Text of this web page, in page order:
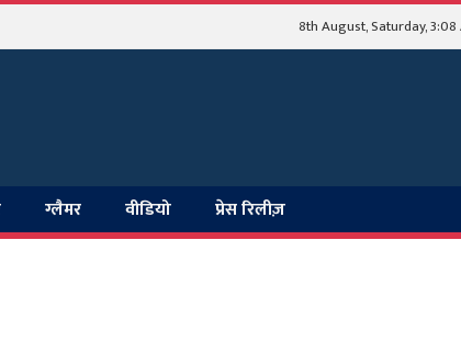
8th August, Saturday, 3:08
ग्लैमर वीडियो प्रेस रिलीज़